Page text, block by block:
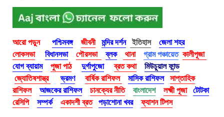
আরো পড়ুন পশ্চিমবঙ্গ জীবনী মন্দির দর্শন ইতিহাস
জেলা শহর
লোকসভা
বিধানসভা পৌরসভা ব্লক থানা গ্রাম পঞ্চায়েত কালীপূজা
যোগ ব্যায়াম
পুজা পাঠ দুর্গাপুজো ব্রত কথা
মিউচুয়াল ফান্ড
জ্যোতিষশাস্ত্র
ভ্রমণ বার্ষিক রাশিফল মাসিক রাশিফল সাপ্তাহিক
রাশিফল
আজকের রাশিফল চানক্যের নীতি বাংলাদেশ লক্ষ্মী পূজা টোটকা
রেসিপি
সম্পর্ক একাদশী ব্রত পড়াশোনা খবর ফ্যাশন টিপস